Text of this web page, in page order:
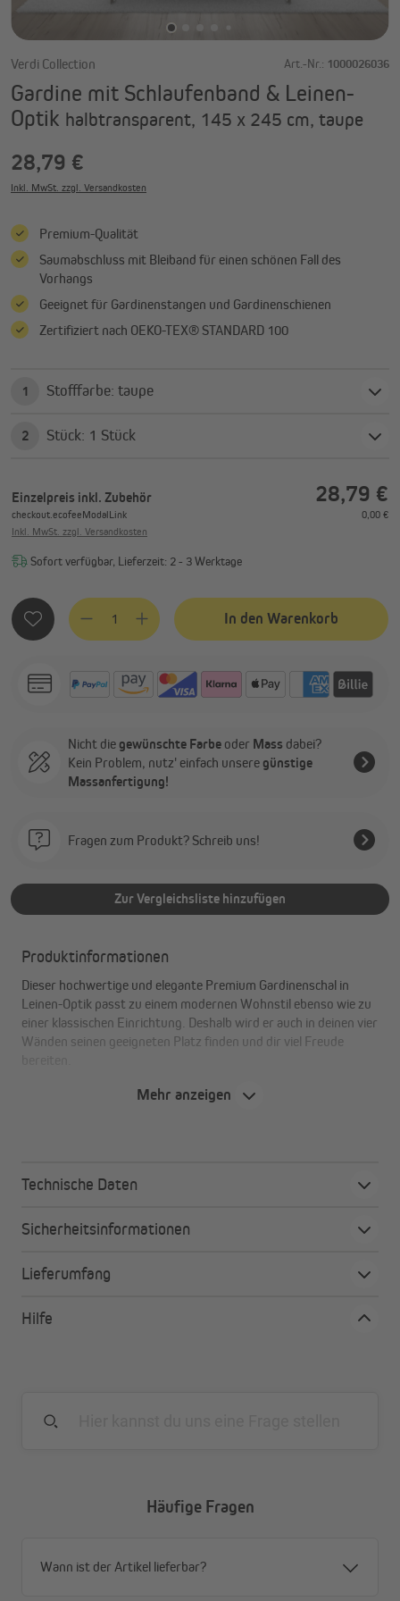
Verdi Collection Art.-Nr.: 1000026036
Gardine mit Schlaufenband & Leinen-
Optik halbtransparent, 145 x 245 cm, taupe
28,79 €
Inkl. MwSt. zzgl. Versandkosten
Premium-Qualität
Saumabschluss mit Bleiband für einen schönen Fall des
Vorhangs
Geeignet für Gardinenstangen und Gardinenschienen
Zertifiziert nach OEKO-TEX® STANDARD 100
1 Stofffarbe: taupe
2 Stück: 1 Stück
Einzelpreis inkl. Zubehör 28,79 €
checkout.ecofeeModalLink
0,00 €
Inkl. MwSt. zzgl. Versandkosten
Sofort verfügbar, Lieferzeit: 2 - 3 Werktage
Produkt Anzahl: Gib den gewünschten Wert ein oder
In den Warenkorb
Nicht die gewünschte Farbe oder Mass dabei?
Kein Problem, nutz' einfach unsere günstige
Massanfertigung!
Fragen zum Produkt? Schreib uns!
Zur Vergleichsliste hinzufügen
Produktinformationen
Dieser hochwertige und elegante Premium Gardinenschal in
Leinen-Optik passt zu einem modernen Wohnstil ebenso wie zu
einer klassischen Einrichtung. Deshalb wird er auch in deinen vier
Wänden seinen geeigneten Platz finden und dir viel Freude
natürliches Aussehen: „Leinen-Optik“
aus 100 % Polyester: pflegeleicht und strapazierfähig
licht- und formbeständiger Stoff
wählbare Befestigung durch das Multifunktionsband
Mehr anzeigen
Technische Daten
Sicherheitsinformationen
Lieferumfang
Hilfe
Häufige Fragen
Wann ist der Artikel lieferbar?